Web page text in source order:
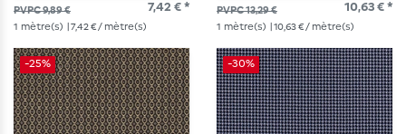
PVPC 9,89 € 7,42 € *
1 mètre(s) | 7,42 € / mètre(s)
PVPC 13,29 € 10,63 € *
1 mètre(s) | 10,63 € / mètre(s)
-25% -30%